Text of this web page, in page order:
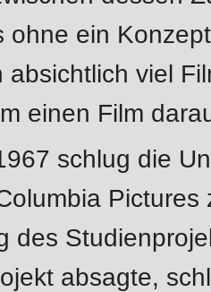
ohne ein
absichtlich viel
einen Film
schlug die
des
absagte,